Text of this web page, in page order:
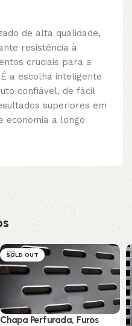
de alta qualidade,
resistência à
cruciais para a
a escolha inteligente
confiável, de fácil
superiores em
economia a longo
SOLD OUT
Chapa Perfurada, Furos